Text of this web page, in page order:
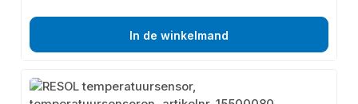
In de winkelmand